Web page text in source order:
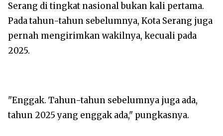
Serang di tingkat nasional bukan kali pertama.
Pada tahun-tahun sebelumnya, Kota Serang juga
pernah mengirimkan wakilnya, kecuali pada
2025.
‎"Enggak. Tahun-tahun sebelumnya juga ada,
tahun 2025 yang enggak ada," pungkasnya.